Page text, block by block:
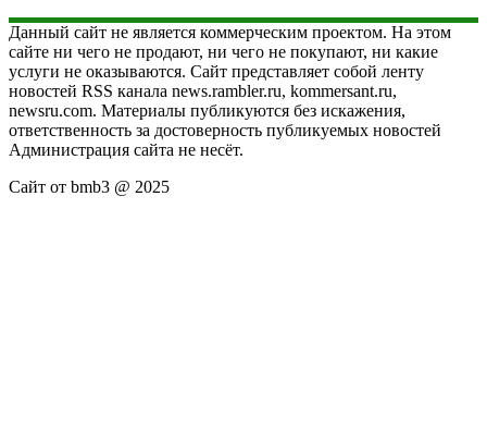
Данный сайт не является коммерческим проектом. На этом
сайте ни чего не продают, ни чего не покупают, ни какие
услуги не оказываются. Сайт представляет собой ленту
новостей RSS канала news.rambler.ru, kommersant.ru,
newsru.com. Материалы публикуются без искажения,
ответственность за достоверность публикуемых новостей
Администрация сайта не несёт.
Сайт от bmb3 @ 2025